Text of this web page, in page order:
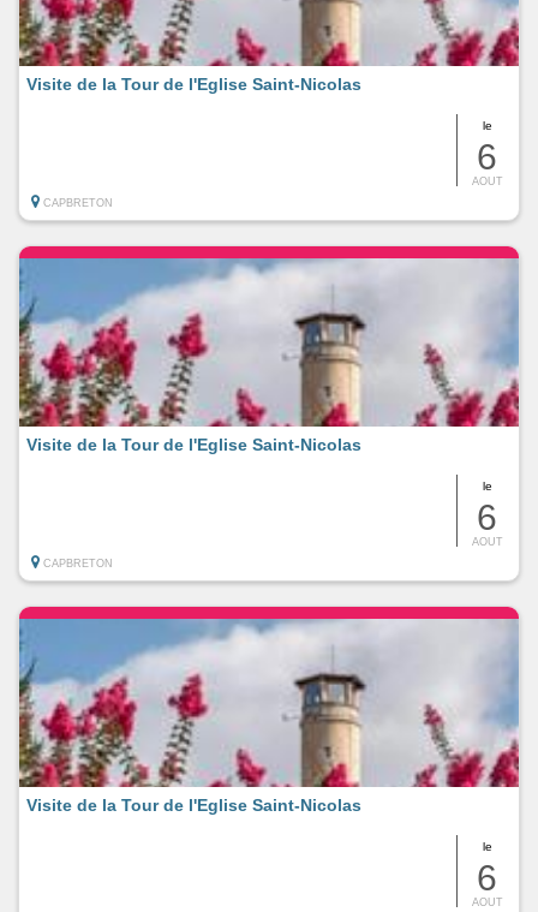
le
6
AOUT
Visite de la Tour de l'Eglise Saint-Nicolas
CAPBRETON
le
6
AOUT
Visite de la Tour de l'Eglise Saint-Nicolas
CAPBRETON
le
6
AOUT
Visite de la Tour de l'Eglise Saint-Nicolas